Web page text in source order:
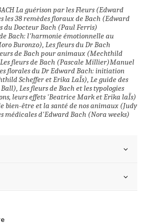
La guérison par les Fleurs (Edward
les 38 remèdes floraux de Bach (Edward
du Docteur Bach (Paul Ferris)
Bach: l'harmonie émotionnelle au
Buronzo), Les fleurs du Dr Bach
de Bach pour animaux (Mechthild
fleurs de Bach (Pascale Millier)Manuel
florales du Dr Edward Bach: initiation
Scheffer et Erika LaÏs), Le guide des
Les fleurs de Bach et les typologies
leurs effets 'Beatrice Mark et Erika laÏs)
bien-être et la santé de nos animaux (Judy
médicales d'Edward Bach (Nora weeks)